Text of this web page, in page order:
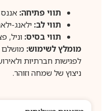
תווי פתיחה:
תווי לב:ילאנג-
תווי בסיס:וניל,
מומלץ לשימוש:מושלם
לפגישות חברתיות
ניצוץ של שמחה וזוהר.